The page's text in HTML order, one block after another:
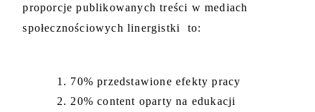
proporcje publikowanych treści w mediach
społecznościowych linergistki  to:
70% przedstawione efekty pracy
20% content oparty na edukacji